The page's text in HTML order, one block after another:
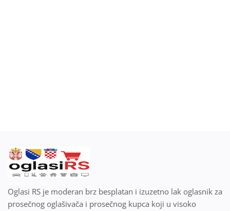
Oglasi RS je moderan brz besplatan i izuzetno lak oglasnik za
prosečnog oglašivača i prosečnog kupca koji u visoko